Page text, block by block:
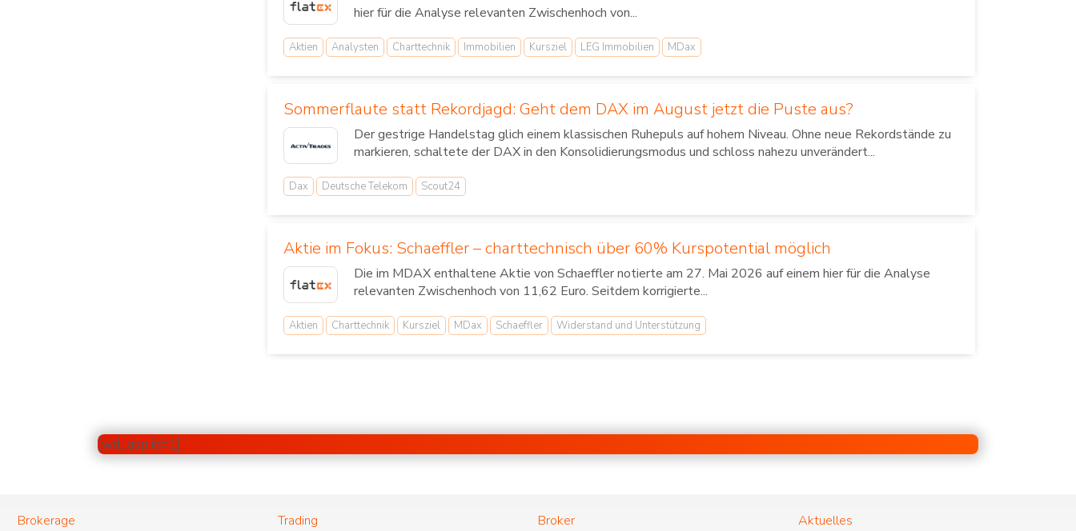
hier für die Analyse relevanten Zwischenhoch von...
Aktien Analysten Charttechnik Immobilien Kursziel LEG Immobilien MDax
Sommerflaute statt Rekordjagd: Geht dem DAX im August jetzt die Puste aus?
Der gestrige Handelstag glich einem klassischen Ruhepuls auf hohem Niveau. Ohne neue Rekordstände zu
markieren, schaltete der DAX in den Konsolidierungsmodus und schloss nahezu unverändert...
Dax Deutsche Telekom Scout24
Aktie im Fokus: Schaeffler – charttechnisch über 60% Kurspotential möglich
Die im MDAX enthaltene Aktie von Schaeffler notierte am 27. Mai 2026 auf einem hier für die Analyse
relevanten Zwischenhoch von 11,62 Euro. Seitdem korrigierte...
Aktien Charttechnik Kursziel MDax Schaeffler Widerstand und Unterstützung
[wd_asp id=1]
Brokerage Trading Broker Aktuelles